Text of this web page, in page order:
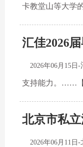
卡教堂山等大学
汇佳2026
2026年06月15日-
支持能力。……【
北京市私
2026年06月11日-